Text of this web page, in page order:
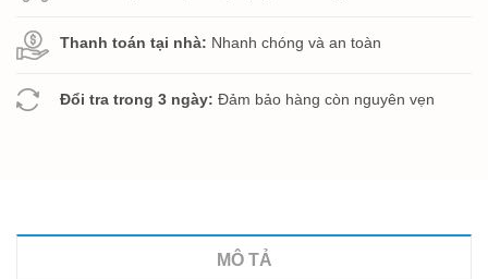
Thanh toán tại nhà: Nhanh chóng và an toàn
Đổi tra trong 3 ngày: Đảm bảo hàng còn nguyên vẹn
MÔ TẢ